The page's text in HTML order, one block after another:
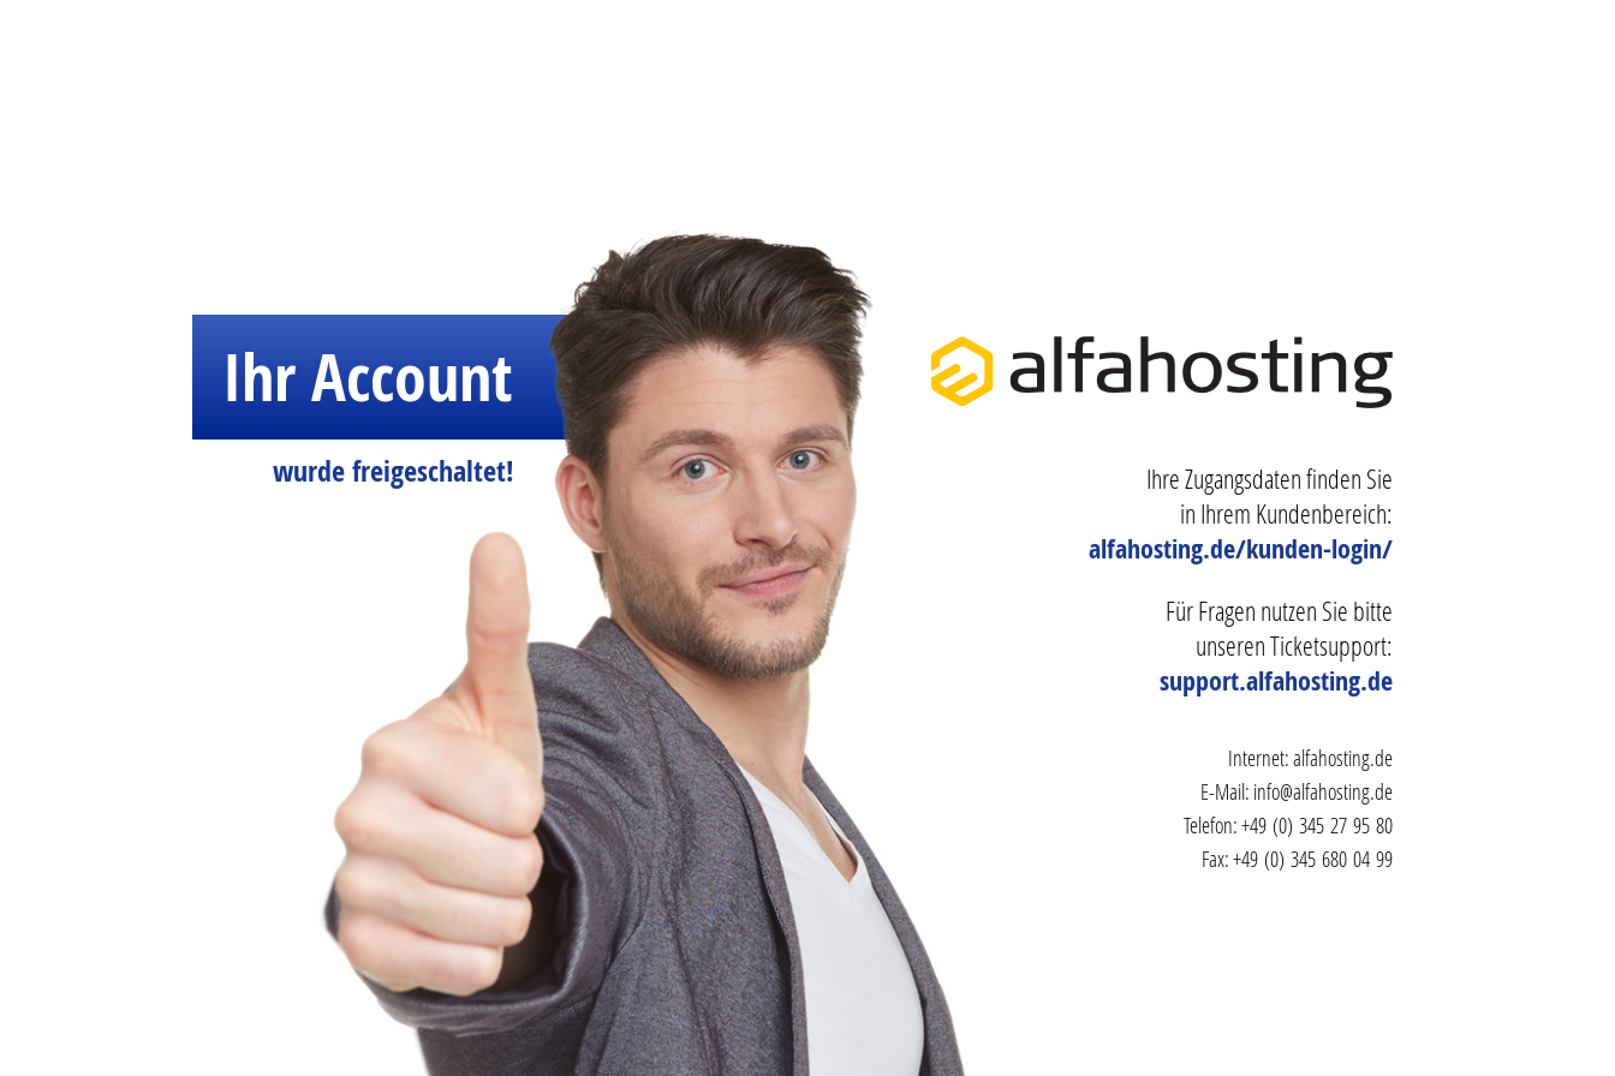
Ihr Account
wurde freigeschaltet!
Ihre Zugangsdaten finden Sie
in Ihrem Kundenbereich:
alfahosting.de/kunden-login/
Für Fragen nutzen Sie bitte
unseren Ticketsupport:
support.alfahosting.de
Internet:alfahosting.de
E-Mail: info@alfahosting.de
Telefon: +49 (0) 345 27 95 80
Fax: +49 (0) 345 680 04 99